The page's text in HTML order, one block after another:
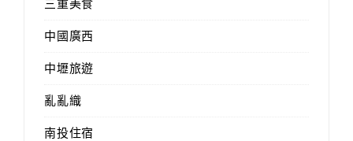
三重美食
中國廣西
中壢旅遊
亂亂織
南投住宿